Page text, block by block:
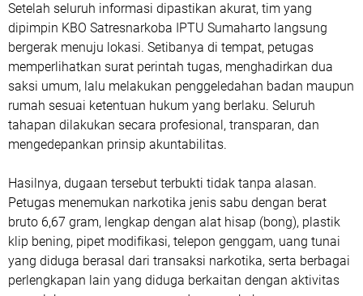
Setelah seluruh informasi dipastikan akurat, tim yang
dipimpin KBO Satresnarkoba IPTU Sumaharto langsung
bergerak menuju lokasi. Setibanya di tempat, petugas
memperlihatkan surat perintah tugas, menghadirkan dua
saksi umum, lalu melakukan penggeledahan badan maupun
rumah sesuai ketentuan hukum yang berlaku. Seluruh
tahapan dilakukan secara profesional, transparan, dan
mengedepankan prinsip akuntabilitas.
Hasilnya, dugaan tersebut terbukti tidak tanpa alasan.
Petugas menemukan narkotika jenis sabu dengan berat
bruto 6,67 gram, lengkap dengan alat hisap (bong), plastik
klip bening, pipet modifikasi, telepon genggam, uang tunai
yang diduga berasal dari transaksi narkotika, serta berbagai
perlengkapan lain yang diduga berkaitan dengan aktivitas